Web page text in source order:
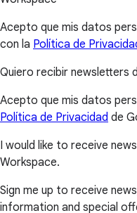
Acepto que mis datos
con la Política de
Quiero recibir newsletters
Acepto que mis datos
Política de Privacidad de
I would like to receive
Workspace.
Sign me up to receive
information and special